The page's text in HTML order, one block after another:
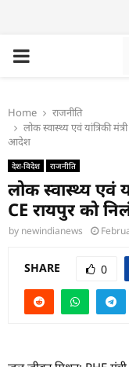
PRIMARY
Home
राजनीति
लोक स्वास्थ्य एवं यांत्रिकी
आदेश
देश-विदेश राजनीति
लोक स्वास्थ्य एवं
CE रायपुर को
by newindianews
SHARE 0